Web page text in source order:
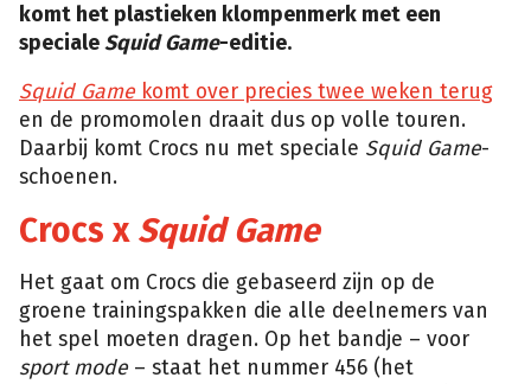
komt het plastieken klompenmerk met een
specialeSquid Game-editie.
Squid Gamekomt over precies twee weken terug
en de promomolen draait dus op volle touren.
Daarbij komt Crocs nu met speciale Squid Game-
schoenen.
Crocs x Squid Game
Het gaat om Crocs die gebaseerd zijn op de
groene trainingspakken die alle deelnemers van
het spel moeten dragen. Op het bandje – voor
sport mode– staat het nummer 456 (het